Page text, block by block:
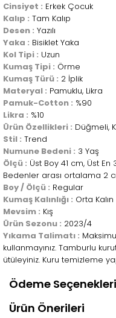
Cinsiyet : Erkek Çocuk
Kalıp : Tam Kalıp
Desen : Yazılı
Yaka : Bisiklet Yaka
Kol Tipi : Uzun
Kumaş Tipi : Örme
Kumaş Türü : 2 İplik
Materyal : Pamuklu, Likra
Pamuk-Cotton : %90
Likra : %10
Ürün Özellikleri : Düğmeli,
Stil : Trend
Numune Bedeni : 3 Yaş
Ölçü : Üst Boy 41 cm, Üst
Bedenler arası ortalama 2
Boy / Ölçü : Regular
Kumaş Kalınlığı : Orta Kalın
Mevsim : Kış
Ürün Sezonu : 2023/4
Yıkama Talimatı :
kullanmayınız. Tamburlu
ütüleyiniz. Kuru temizleme
Ödeme Seçenekleri
Ürün Önerileri